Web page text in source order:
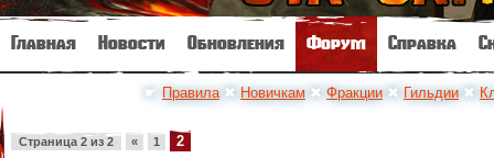
Главная Новости Обновления Форум Справка
☛ Правила✖ Новичкам ✖ Фракции ✖ Гильдии ✖
Страница 2 из 2 « 1 2